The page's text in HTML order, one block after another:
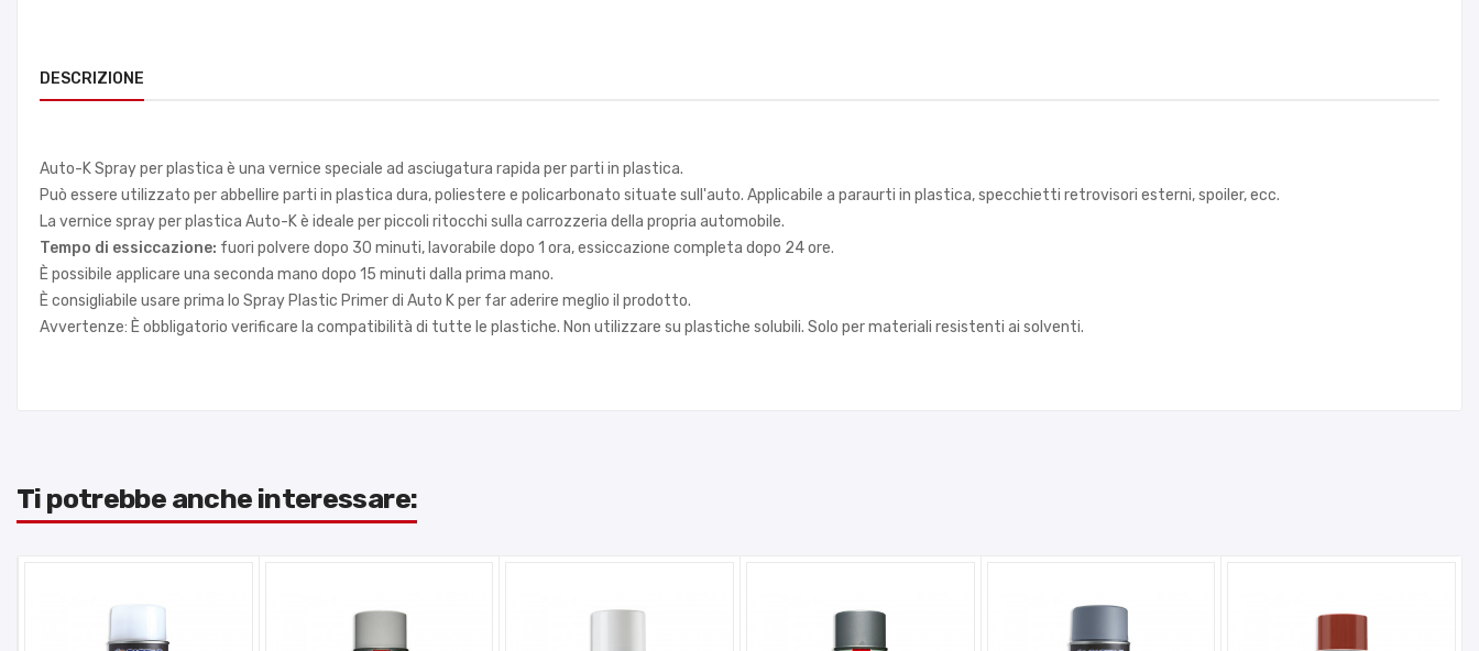
DESCRIZIONE
Auto-K Spray per plastica è una vernice speciale ad asciugatura rapida per parti in plastica.
Può essere utilizzato per abbellire parti in plastica dura, poliestere e policarbonato situate sull'auto. Applicabile a paraurti in plastica, specchietti retrovisori esterni, spoiler, ecc.
La vernice spray per plastica Auto-K è ideale per piccoli ritocchi sulla carrozzeria della propria automobile.
Tempo di essiccazione: fuori polvere dopo 30 minuti, lavorabile dopo 1 ora, essiccazione completa dopo 24 ore.
È possibile applicare una seconda mano dopo 15 minuti dalla prima mano.
È consigliabile usare prima lo Spray Plastic Primer di Auto K per far aderire meglio il prodotto.
Avvertenze: È obbligatorio verificare la compatibilità di tutte le plastiche. Non utilizzare su plastiche solubili. Solo per materiali resistenti ai solventi.
Ti potrebbe anche interessare: